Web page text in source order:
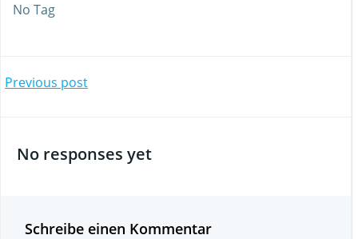
No Tag
Beitragsnavigation
Previous post
No responses yet
Schreibe einen Kommentar